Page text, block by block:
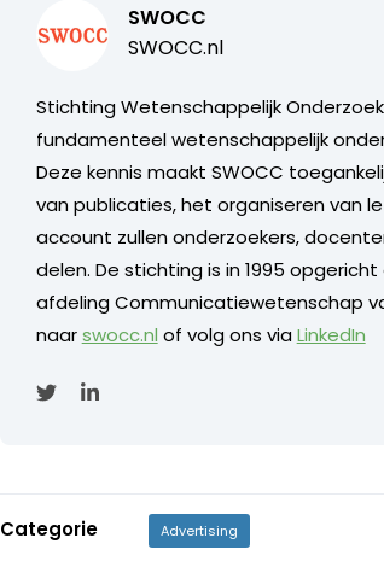
SWOCC
SWOCC.nl
Stichting Wetenschappelijk
fundamenteel wetenschappelijk
Deze kennis maakt SWOCC
van publicaties, het organiseren van
account zullen onderzoekers,
delen. De stichting is in 1995
afdeling Communicatiewetenschap
naarswocc.nl of volg ons viaLinkedIn
Categorie Advertising